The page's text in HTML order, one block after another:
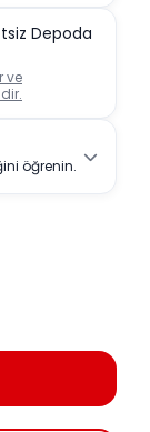
Depoda
ve
öğrenin.